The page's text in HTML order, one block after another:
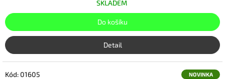
SKLADEM
Do košíku
Detail
NOVINKA
Kód:01605